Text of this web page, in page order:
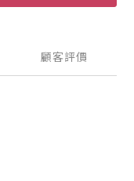
顧客評價